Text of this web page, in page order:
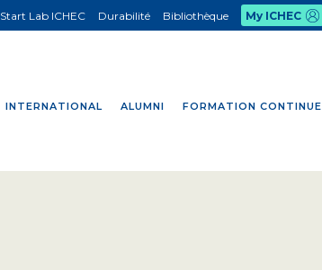
INTERNATIONAL ALUMNI FORMATION CONTINUE
Start Lab ICHEC Durabilité Bibliothèque My ICHEC